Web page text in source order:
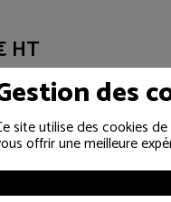
HT
des
site utilise des cookies
offrir une meilleure